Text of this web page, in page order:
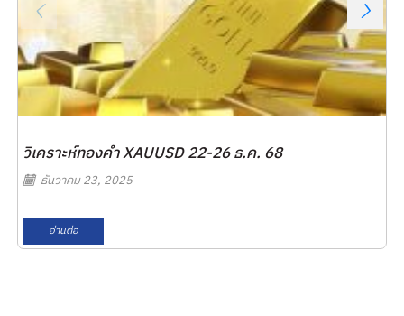
วิเคราะห์ทองคำ XAUUSD 22-26 ธ.ค. 68
ธันวาคม 23, 2025
อ่านต่อ